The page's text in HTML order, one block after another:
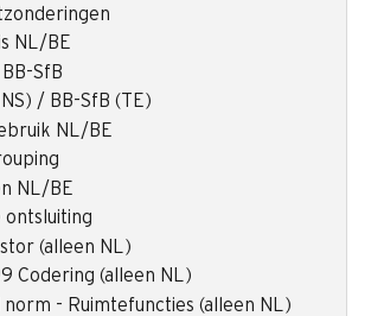
NL/BE
SfB
/ BB-SfB (TE)
NL/BE
NL/BE
ontsluiting
(alleen NL)
Codering (alleen NL)
norm - Ruimtefuncties (alleen NL)